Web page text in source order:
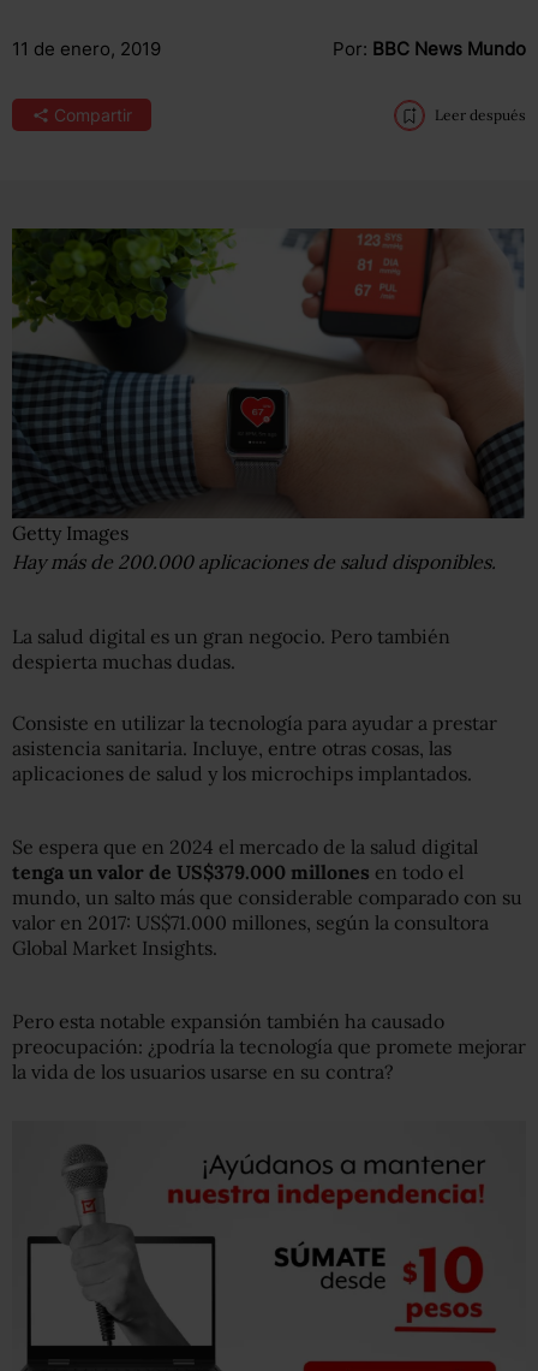
11 de enero, 2019 Por: BBC News Mundo
Compartir Leer después
Getty Images
Hay más de 200.000 aplicaciones de salud disponibles.
La salud digital es un gran negocio. Pero también
despierta muchas dudas.
Consiste en utilizar la tecnología para ayudar a prestar
asistencia sanitaria. Incluye, entre otras cosas, las
aplicaciones de salud y los microchips implantados.
Se espera que en 2024 el mercado de la salud digital
tenga un valor de US$379.000 millones en todo el
mundo, un salto más que considerable comparado con su
valor en 2017: US$71.000 millones, según la consultora
Global Market Insights.
Pero esta notable expansión también ha causado
preocupación: ¿podría la tecnología que promete mejorar
la vida de los usuarios usarse en su contra?